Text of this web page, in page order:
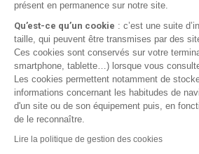
› Les packs Service compris
› Robot Everblue Select 430
› Robot Everblue Select 530 Swivel
› Robot Everblue Select 630 G4
› Robot Everblue Select 1000
› Robot Everblue Select Premium
SERVICE CLIENT
présent en permanence sur notre site.
Qu’est-ce qu’un cookie : c’est une suite
taille, qui peuvent être transmises par des
Ces cookies sont conservés sur votre
smartphone, tablette…) lorsque vous
Les cookies permettent notamment de
informations concernant les habitudes de
d'un site ou de son équipement puis, en
de le reconnaître.
Lire la politique de gestion des cookies